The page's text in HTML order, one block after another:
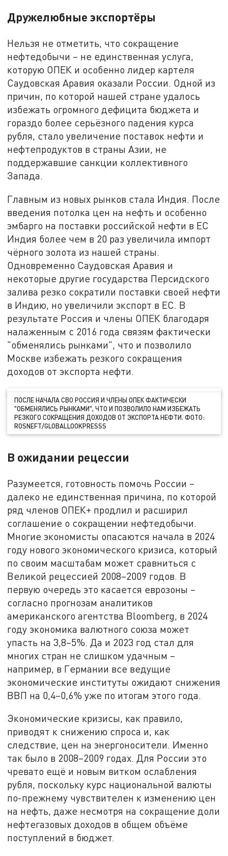
Дружелюбные экспортёры
Нельзя не отметить, что сокращение
нефтедобычи – не единственная услуга,
которую ОПЕК и особенно лидер картеля
Саудовская Аравия оказали России. Одной из
причин, по которой нашей стране удалось
избежать огромного дефицита бюджета и
гораздо более серьёзного падения курса
рубля, стало увеличение поставок нефти и
нефтепродуктов в страны Азии, не
поддержавшие санкции коллективного
Запада.
Главным из новых рынков стала Индия. После
введения потолка цен на нефть и особенно
эмбарго на поставки российской нефти в ЕС
Индия более чем в 20 раз увеличила импорт
чёрного золота из нашей страны.
Одновременно Саудовская Аравия и
некоторые другие государства Персидского
залива резко сократили поставки своей нефти
в Индию, но увеличили экспорт в ЕС. В
результате Россия и члены ОПЕК благодаря
налаженным с 2016 года связям фактически
"обменялись рынками", что и позволило
Москве избежать резкого сокращения
доходов от экспорта нефти.
ПОСЛЕ НАЧАЛА СВО РОССИЯ И ЧЛЕНЫ ОПЕК ФАКТИЧЕСКИ
"ОБМЕНЯЛИСЬ РЫНКАМИ", ЧТО И ПОЗВОЛИЛО НАМ ИЗБЕЖАТЬ
РЕЗКОГО СОКРАЩЕНИЯ ДОХОДОВ ОТ ЭКСПОРТА НЕФТИ. ФОТО:
ROSNEFT/GLOBALLOOKPRESSS
В ожидании рецессии
Разумеется, готовность помочь России –
далеко не единственная причина, по которой
ряд членов ОПЕК+ продлил и расширил
соглашение о сокращении нефтедобычи.
Многие экономисты опасаются начала в 2024
году нового экономического кризиса, который
по своим масштабам может сравниться с
Великой рецессией 2008–2009 годов. В
первую очередь это касается еврозоны –
согласно прогнозам аналитиков
американского агентства Bloomberg, в 2024
году экономика валютного союза может
упасть на 3,8–5%. Да и 2023 год стал для
многих стран не слишком удачным –
например, в Германии все ведущие
экономические институты ожидают снижения
ВВП на 0,4–0,6% уже по итогам этого года.
Экономические кризисы, как правило,
приводят к снижению спроса и, как
следствие, цен на энергоносители. Именно
так было в 2008–2009 годах. Для России это
чревато ещё и новым витком ослабления
рубля, поскольку курс национальной валюты
по-прежнему чувствителен к изменению цен
на нефть, даже несмотря на сокращение доли
нефтегазовых доходов в общем объёме
поступлений в бюджет.